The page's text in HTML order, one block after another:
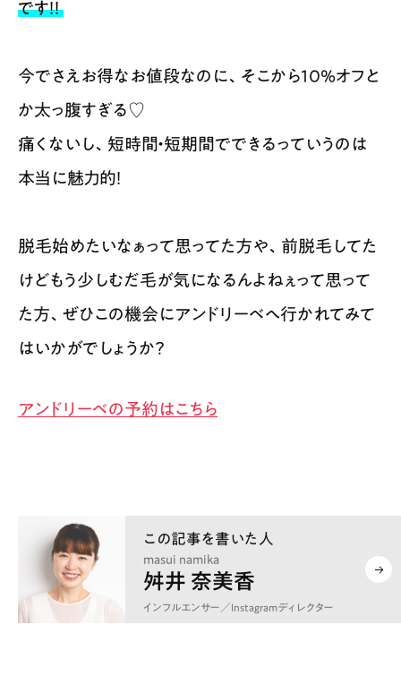
です！！
今でさえお得なお値段なのに、そこから10％オフと
か太っ腹すぎる♡
痛くないし、短時間・短期間でできるっていうのは
本当に魅力的！
脱毛始めたいなぁって思ってた方や、前脱毛してた
けどもう少しむだ毛が気になるんよねぇって思って
た方、ぜひこの機会にアンドリーベへ行かれてみて
はいかがでしょうか？
アンドリーベの予約はこちら
masui namika
舛井 奈美香
インフルエンサー／Instagramディレクター